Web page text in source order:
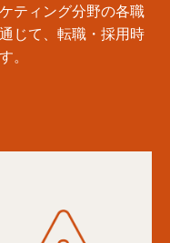
ティング分野の各職
じて、転職・採用時
。